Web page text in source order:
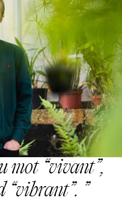
mot “vivant”,
“vibrant”.